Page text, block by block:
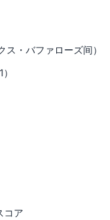
ス・バファローズ间）
コア